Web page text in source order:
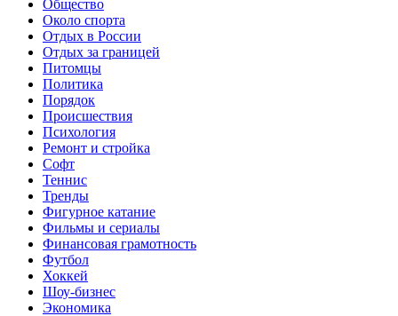
Общество
Около спорта
Отдых в России
Отдых за границей
Питомцы
Политика
Порядок
Происшествия
Психология
Ремонт и стройка
Софт
Теннис
Тренды
Фигурное катание
Фильмы и сериалы
Финансовая грамотность
Футбол
Хоккей
Шоу-бизнес
Экономика